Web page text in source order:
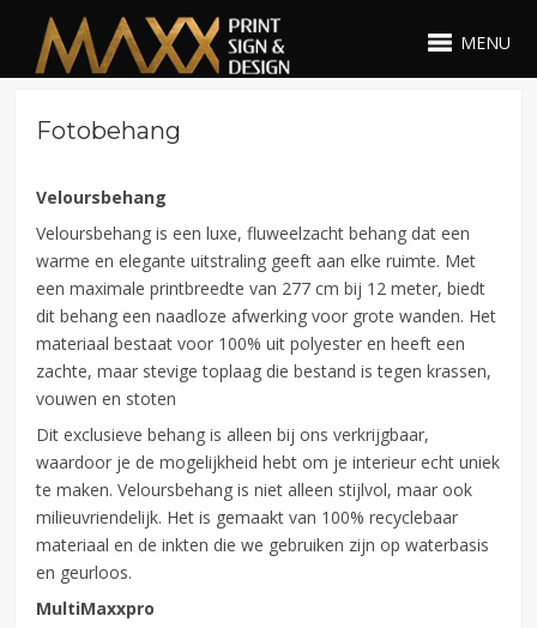
MENU
Fotobehang
Veloursbehang
Veloursbehang is een luxe, fluweelzacht behang dat een
warme en elegante uitstraling geeft aan elke ruimte. Met
een maximale printbreedte van 277 cm bij 12 meter, biedt
dit behang een naadloze afwerking voor grote wanden. Het
materiaal bestaat voor 100% uit polyester en heeft een
zachte, maar stevige toplaag die bestand is tegen krassen,
vouwen en stoten
Dit exclusieve behang is alleen bij ons verkrijgbaar,
waardoor je de mogelijkheid hebt om je interieur echt uniek
te maken. Veloursbehang is niet alleen stijlvol, maar ook
milieuvriendelijk. Het is gemaakt van 100% recyclebaar
materiaal en de inkten die we gebruiken zijn op waterbasis
en geurloos.
MultiMaxxpro